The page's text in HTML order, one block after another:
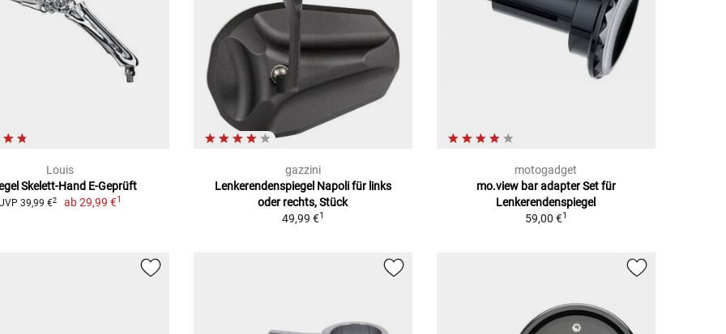
Louis
Skelett-Hand E-Geprüft
39,99 €2 ab29,99 €1
gazzini
Lenkerendenspiegel Napoli für links
oder rechts, Stück
49,99 €1
motogadget
mo.view bar adapter Set für
Lenkerendenspiegel
59,00 €1